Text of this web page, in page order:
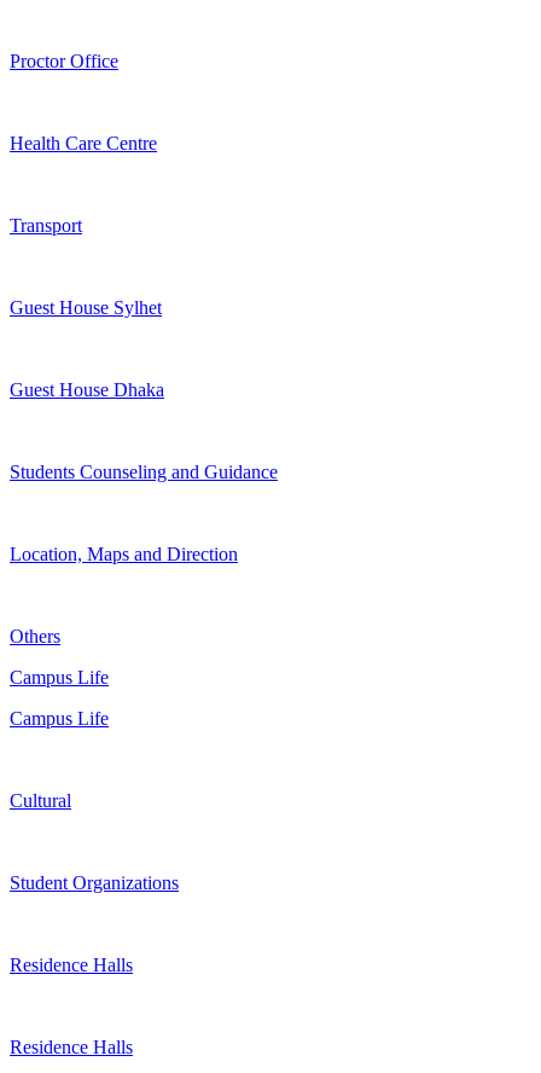
Proctor Office
Health Care Centre
Transport
Guest House Sylhet
Guest House Dhaka
Students Counseling and Guidance
Location, Maps and Direction
Others
Campus Life
Campus Life
Cultural
Student Organizations
Residence Halls
Residence Halls